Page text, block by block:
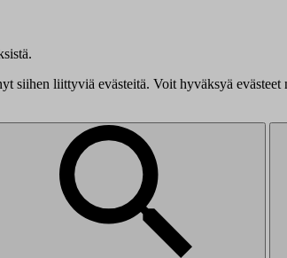
siihen liittyviä evästeitä. Voit hyväksyä